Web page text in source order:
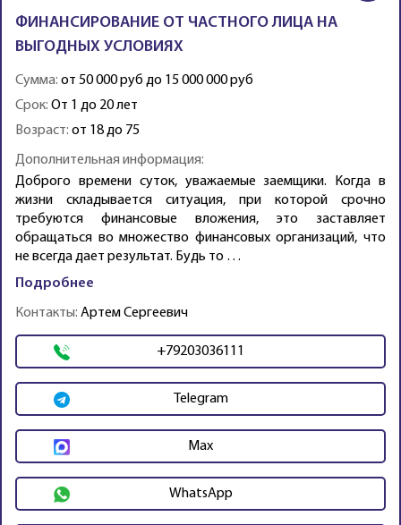
ФИНАНСИРОВАНИЕ ОТ ЧАСТНОГО ЛИЦА НА
ВЫГОДНЫХ УСЛОВИЯХ
Сумма: от 50 000 руб до 15 000 000 руб
Срок: От 1 до 20 лет
Возраст: от 18 до 75
Дополнительная информация:
Доброго времени суток, уважаемые заемщики. Когда в
жизни складывается ситуация, при которой срочно
требуются финансовые вложения, это заставляет
обращаться во множество финансовых организаций, что
не всегда дает результат. Будь то …
Подробнее
Контакты: Артем Сергеевич
+79203036111
Telegram
Max
WhatsApp